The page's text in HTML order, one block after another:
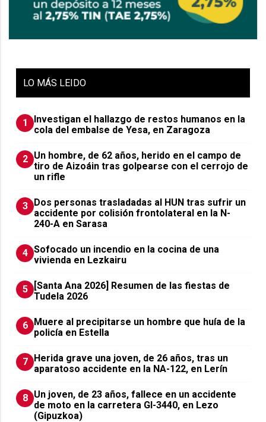
LO MÁS LEIDO
1
Investigan el hallazgo de restos humanos en la
cola del embalse de Yesa, en Zaragoza
2 Un hombre, de 62 años, herido en el campo de
tiro de Aizoáin tras golpearse con el cerrojo de
un rifle
3 ​Dos personas trasladadas al HUN tras sufrir un
accidente por colisión frontolateral en la N-
240-A en Sarasa
4 Sofocado un incendio en la cocina de una
vivienda en Lezkairu
5
[Santa Ana 2026] Resumen de las fiestas de
Tudela 2026
6 Muere al precipitarse un hombre que huía de la
policía en Estella
7 Herida grave una joven, de 26 años, tras un
aparatoso accidente en la NA-122, en Lerín
8 Un joven, de 23 años, fallece en un accidente
de moto en la carretera GI-3440, en Lezo
(Gipuzkoa)